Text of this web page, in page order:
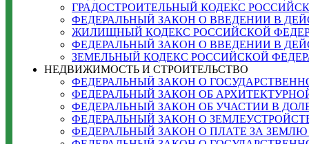
ГРАДОСТРОИТЕЛЬНЫЙ КОДЕКС
ФЕДЕРАЛЬНЫЙ ЗАКОН О ВВЕДЕНИИ В
ЖИЛИЩНЫЙ КОДЕКС РОССИЙСКОЙ
ФЕДЕРАЛЬНЫЙ ЗАКОН О ВВЕДЕНИИ В
ЗЕМЕЛЬНЫЙ КОДЕКС РОССИЙСКОЙ
НЕДВИЖИМОСТЬ И СТРОИТЕЛЬСТВО
ФЕДЕРАЛЬНЫЙ ЗАКОН О
ФЕДЕРАЛЬНЫЙ ЗАКОН ОБ
ФЕДЕРАЛЬНЫЙ ЗАКОН ОБ УЧАСТИИ В
ФЕДЕРАЛЬНЫЙ ЗАКОН О ЗЕМЛЕУСТРОЙСТВЕ
ФЕДЕРАЛЬНЫЙ ЗАКОН О ПЛАТЕ ЗА ЗЕМЛЮ